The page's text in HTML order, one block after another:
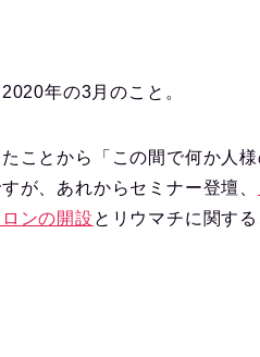
年の3月のこと。
ことから「この間で何か人
が、あれからセミナー登壇、
ンの開設 とリウマチに関す